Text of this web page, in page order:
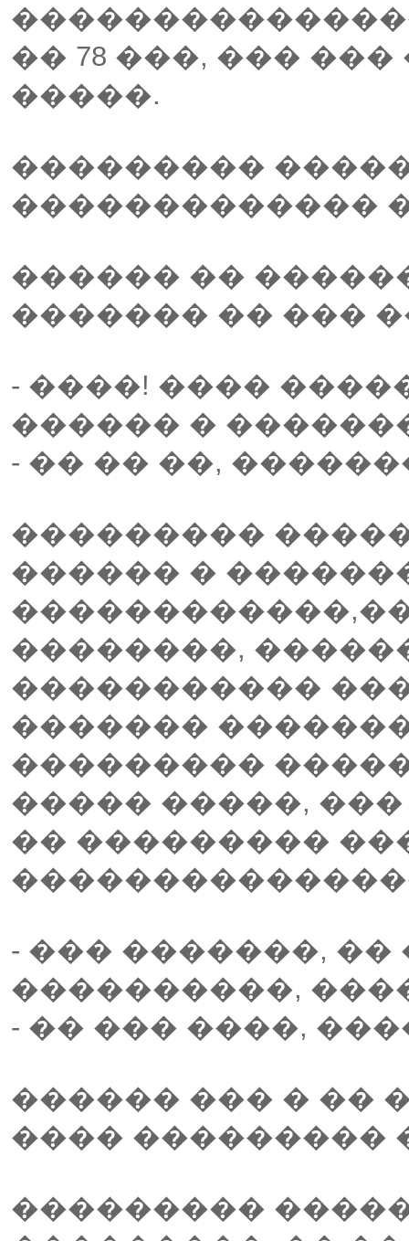
�� 78 ���, ���
�����.
���������
�������������
������ ��
������� �� ���
- ����! ����
������ �
- �� �� ��,
���������
������ �
��������,
�����������
�������
���������
����� �����,
�� ���������
- ��� �������,
����������,
- �� ��� ����,
������ ��� � ��
���� ���������
���������